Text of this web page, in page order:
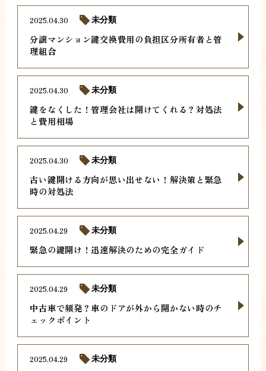
分譲マンション鍵交換費用の負担区分所有者と管
理組合
2025.04.30 未分類
鍵をなくした！管理会社は開けてくれる？対処法
と費用相場
2025.04.30 未分類
古い鍵開ける方向が思い出せない！解決策と緊急
時の対処法
2025.04.30 未分類
緊急の鍵開け！迅速解決のための完全ガイド
2025.04.29 未分類
中古車で頻発？車のドアが外から開かない時のチ
ェックポイント
2025.04.29 未分類
2025.04.29 未分類